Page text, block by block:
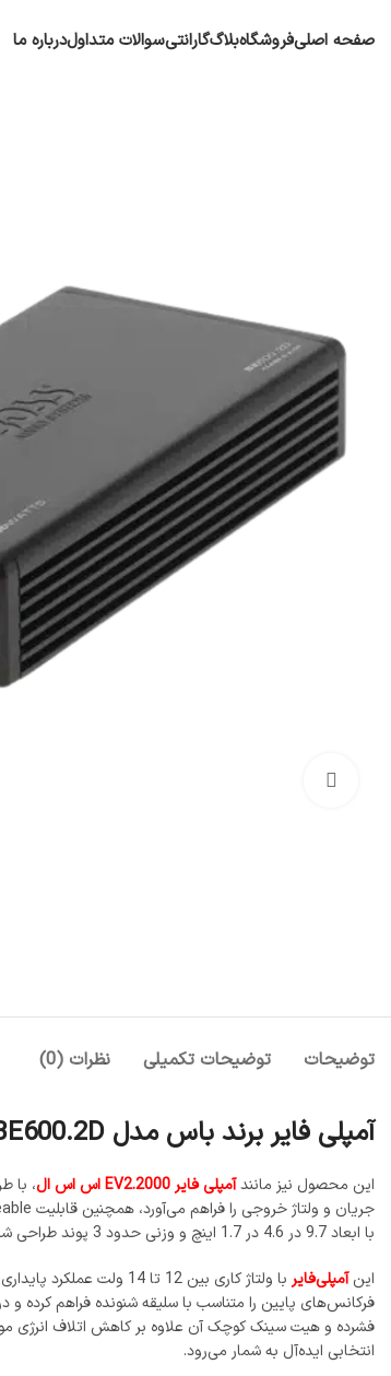
صفحه اصلیفروشگاهبلاگگارانتیسوالات متداولدرباره ما
توضیحات توضیحات تکمیلی نظرات (0)
آمپلی فایر برند باس مدل BE600.2D
این محصول نیز مانندآمپلی فایر EV2.2000 اس اس ال
با ابعاد 9.7 در 4.6 در 1.7 اینچ و وزنی حدود 3 پوند طراحی شده تا نصب آن در خودرو به‌ صورت Surface Mount ساده و کم‌جا باشد.
اینآمپلی‌فایر
فشرده و هیت‌ سینک کوچک آن علاوه بر کاهش اتلاف انرژی
انتخابی ایده‌آل به شمار می‌رود.